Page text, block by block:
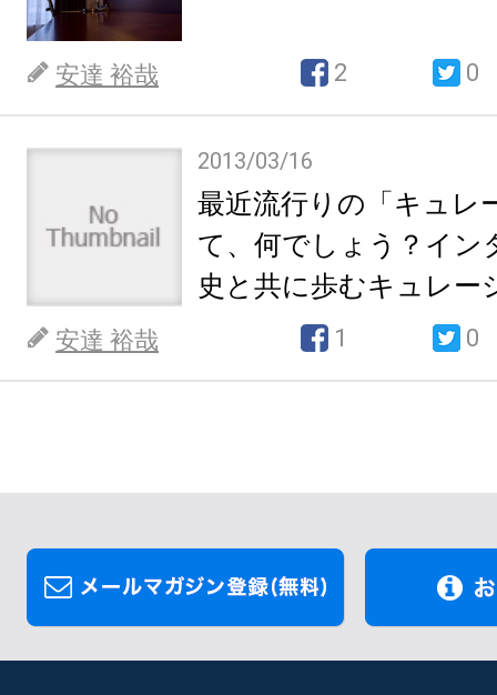
安達 裕哉 2 0
2013/03/16
最近流行りの「キュレ
て、何でしょう？イン
史と共に歩むキュレー
安達 裕哉 1 0